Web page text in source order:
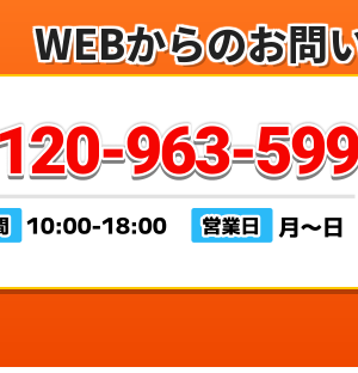
WEBからのお問